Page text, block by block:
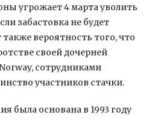
угрожает 4 марта уволить
забастовка не будет
вероятность того, что
своей дочерней
сотрудниками
участников стачки.
была основана в 1993 году